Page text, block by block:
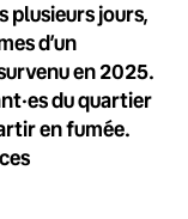
plusieurs jours,
d’un
en 2025.
du quartier
en fumée.